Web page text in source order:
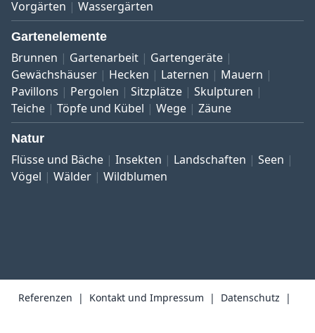
Vorgärten
Wassergärten
Gartenelemente
Brunnen Gartenarbeit
Gartengeräte
Gewächshäuser
Hecken Laternen
Mauern
Pavillons
Pergolen Sitzplätze
Skulpturen
Teiche
Töpfe und Kübel Wege Zäune
Natur
Flüsse und Bäche Insekten Landschaften
Seen
Vögel
Wälder Wildblumen
Referenzen Kontakt und Impressum
Datenschutz